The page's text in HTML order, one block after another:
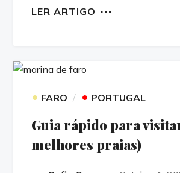
LER ARTIGO
• FARO • PORTUGAL
Guia rápido para
melhores praias)